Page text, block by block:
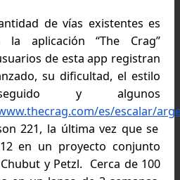
la actividad estelar
características que la
Son paredones
y cavernas que
además de seguir las
deportiva. Otra
es la posibilidad de